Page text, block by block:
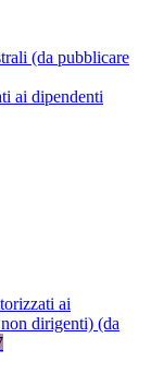
(da pubblicare
ai dipendenti
ai
dirigenti) (da